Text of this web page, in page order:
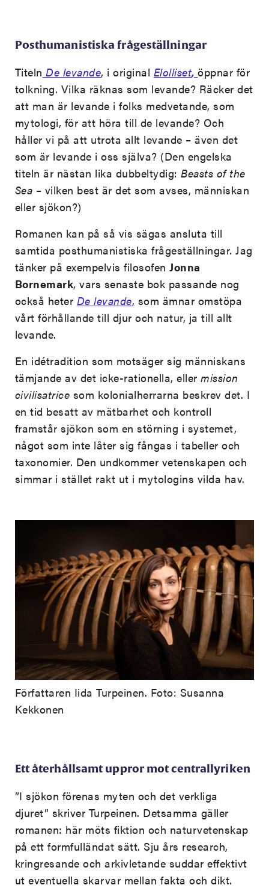
Posthumanistiska frågeställningar
Titeln De levande, i original Elolliset,öppnar för
tolkning. Vilka räknas som levande? Räcker det
att man är levande i folks medvetande, som
mytologi, för att höra till de levande? Och
håller vi på att utrota allt levande – även det
som är levande i oss själva? (Den engelska
titeln är nästan lika dubbeltydig:Beasts of the
Sea – vilken best är det som avses, människan
eller sjökon?)
Romanen kan på så vis sägas ansluta till
samtida posthumanistiska frågeställningar. Jag
tänker på exempelvis filosofenJonna
Bornemark, vars senaste bok passande nog
också heter De levande, som ämnar omstöpa
vårt förhållande till djur och natur, ja till allt
levande.
En idétradition som motsäger sig människans
tämjande av det icke-rationella, ellermission
civilisatrice som kolonialherrarna beskrev det. I
en tid besatt av mätbarhet och kontroll
framstår sjökon som en störning i systemet,
något som inte låter sig fångas i tabeller och
taxonomier. Den undkommer vetenskapen och
simmar i stället rakt ut i mytologins vilda hav.
Författaren Iida Turpeinen. Foto: Susanna
Kekkonen
Ett återhållsamt uppror mot centrallyriken
”I sjökon förenas myten och det verkliga
djuret” skriver Turpeinen. Detsamma gäller
romanen: här möts fiktion och naturvetenskap
på ett formfulländat sätt. Sju års research,
kringresande och arkivletande suddar effektivt
ut eventuella skarvar mellan fakta och dikt.